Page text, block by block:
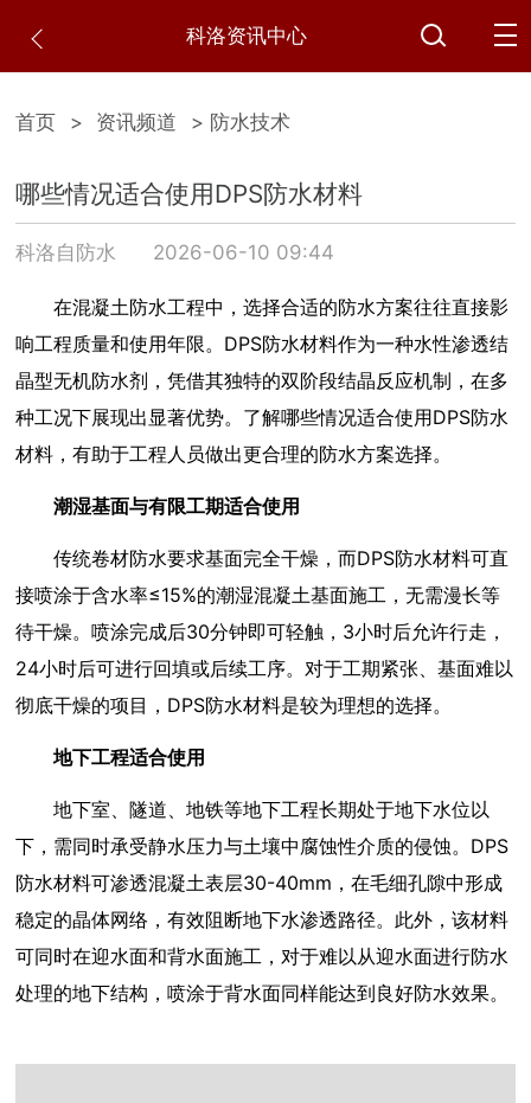
科洛资讯中心
首页 > 资讯频道 > 防水技术
哪些情况适合使用DPS防水材料
科洛自防水 2026-06-10 09:44
在混凝土防水工程中，选择合适的防水方案往往直接影
响工程质量和使用年限。DPS防水材料作为一种水性渗透结
晶型无机防水剂，凭借其独特的双阶段结晶反应机制，在多
种工况下展现出显著优势。了解哪些情况适合使用DPS防水
材料，有助于工程人员做出更合理的防水方案选择。
潮湿基面与有限工期适合使用
传统卷材防水要求基面完全干燥，而DPS防水材料可直
接喷涂于含水率≤15%的潮湿混凝土基面施工，无需漫长等
待干燥。喷涂完成后30分钟即可轻触，3小时后允许行走，
24小时后可进行回填或后续工序。对于工期紧张、基面难以
彻底干燥的项目，DPS防水材料是较为理想的选择。
地下工程适合使用
地下室、隧道、地铁等地下工程长期处于地下水位以
下，需同时承受静水压力与土壤中腐蚀性介质的侵蚀。DPS
防水材料可渗透混凝土表层30-40mm，在毛细孔隙中形成
稳定的晶体网络，有效阻断地下水渗透路径。此外，该材料
可同时在迎水面和背水面施工，对于难以从迎水面进行防水
处理的地下结构，喷涂于背水面同样能达到良好防水效果。